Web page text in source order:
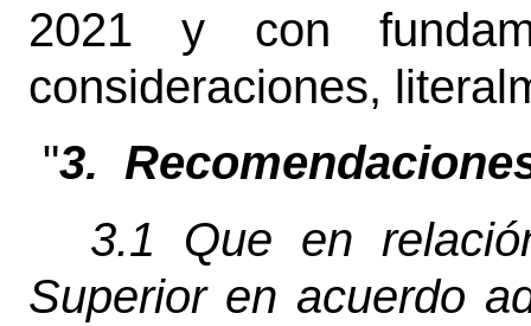
2021 y con
consideraciones,
"3.
3.1 Que en
Superior en acuerdo